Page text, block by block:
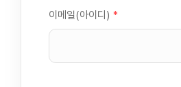
이메일(아이디) *